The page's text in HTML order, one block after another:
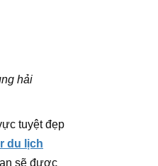
hải
tuyệt đẹp
du lịch
sẽ được